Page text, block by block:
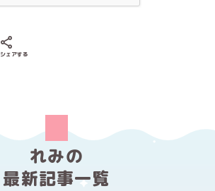
シェアする
れみの
最新記事一覧